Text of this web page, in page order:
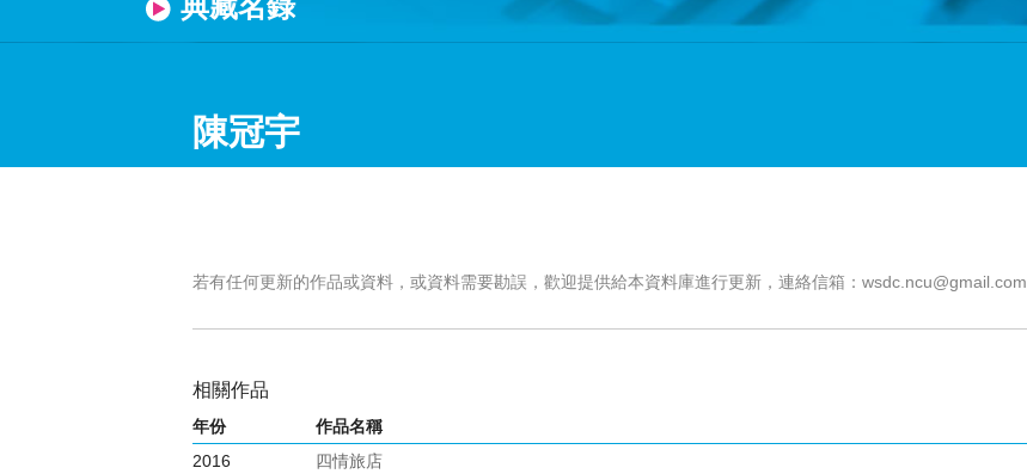
典藏名錄
陳冠宇
若有任何更新的作品或資料，或資料需要勘誤，歡迎提供給本資料庫進行更新，連絡信箱：wsdc.ncu@gmail.com
相關作品
年份 作品名稱
2016
四情旅店